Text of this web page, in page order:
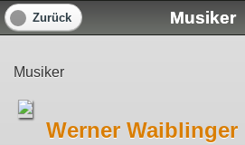
Musiker
Zurück
Musiker
Werner Waiblinger